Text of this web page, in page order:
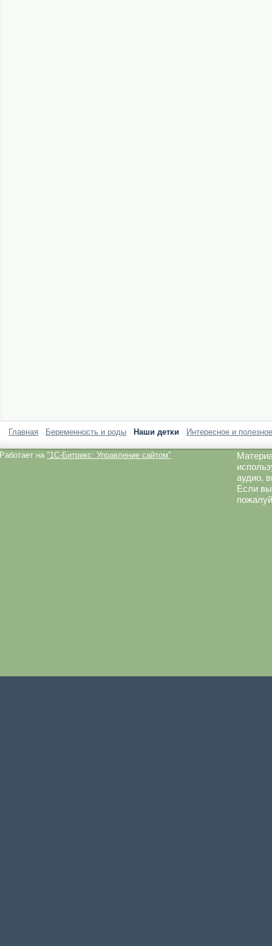
Главная Беременность и роды Наши детки Интересное и полезное
Работает на "1C-Битрикс: Управление сайтом"
аудио,
Если вы